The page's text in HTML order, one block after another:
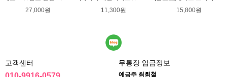
27,000원
11,300원
15,800원
고객센터 무통장 입금정보
예금주 최회철